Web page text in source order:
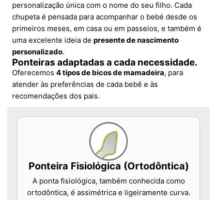
personalização única com o nome do seu filho. Cada
chupeta é pensada para acompanhar o bebé desde os
primeiros meses, em casa ou em passeios, e também é
uma excelente ideia de presente de nascimento
personalizado.
Ponteiras adaptadas a cada necessidade.
Oferecemos 4 tipos de bicos de mamadeira, para
atender às preferências de cada bebê e às
recomendações dos pais.
Ponteira Fisiológica (Ortodôntica)
A ponta fisiológica, também conhecida como
ortodôntica, é assimétrica e ligeiramente curva.